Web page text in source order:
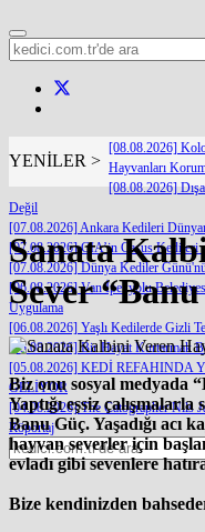
YENİLER >
[08.08.2026]
Hayvanları
[08.08.2026]
Değil
[07.08.2026] Ankara Kedileri
[07.08.2026] CIA’in Casus Kedileri
[07.08.2026] Dünya Kediler
[06.08.2026] Van İpekyolu
Uygulama
[06.08.2026] Yaşlı Kedilerde Gizli
[05.08.2026] Bir Hayat Kurtarmak
[05.08.2026] KEDİ REFAHINDA
GELİYOR
[04.08.2026] The Catographer Nils
Röportaj
Sanata
Sever
Biz onu sosyal medyada
Yaptığı eşsiz
Banu Güç. Yaşadığı acı
hayvan severler için
evladı gibi sevenlere
Bize kendinizden